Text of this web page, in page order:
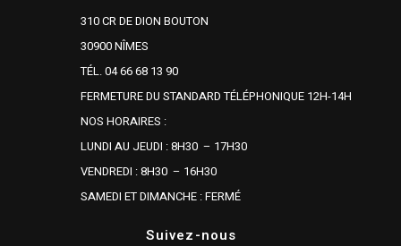
310 CR DE DION BOUTON
30900 NÎMES
TÉL. 04 66 68 13 90
FERMETURE DU STANDARD TÉLÉPHONIQUE 12H-14H
NOS HORAIRES :
LUNDI AU JEUDI : 8H30 – 17H30
VENDREDI : 8H30 – 16H30
SAMEDI ET DIMANCHE : FERMÉ
Suivez-nous